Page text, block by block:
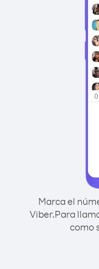
Marca el
Viber.Para
como